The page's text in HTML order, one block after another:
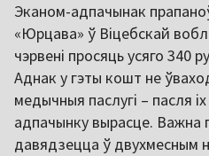
Эканом-адпачынак
«Юрцава» ў Віцебскай
чэрвені просяць усяго 340
Аднак у гэты кошт не
медычныя паслугі – пасля
адпачынку вырасце. Важна
давядзецца ў двухмесным